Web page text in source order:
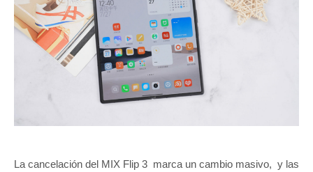
La cancelación del MIX Flip 3 marca un cambio masivo, y las